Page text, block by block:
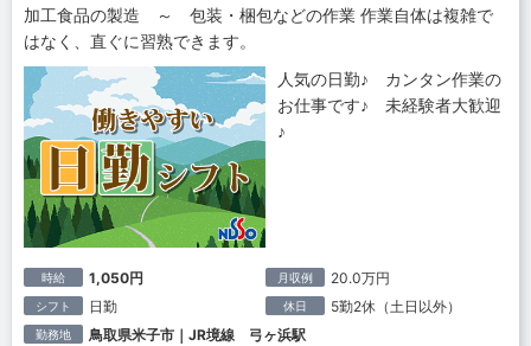
加工食品の製造 ～ 包装・梱包などの作業 作業自体は複雑で
はなく、直ぐに習熟できます。
人気の日勤♪ カンタン作業の
お仕事です♪ 未経験者大歓迎
♪
時給 1,050円 月収例 20.0万円
シフト 日勤 休日 5勤2休（土日以外）
勤務地 鳥取県米子市｜JR境線 弓ヶ浜駅